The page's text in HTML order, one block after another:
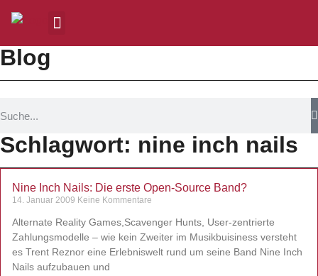
Blog
Schlagwort: nine inch nails
Nine Inch Nails: Die erste Open-Source Band?
14. Januar 2009 Keine Kommentare
Alternate Reality Games,Scavenger Hunts, User-zentrierte
Zahlungsmodelle – wie kein Zweiter im Musikbuisiness versteht
es Trent Reznor eine Erlebniswelt rund um seine Band Nine Inch
Nails aufzubauen und